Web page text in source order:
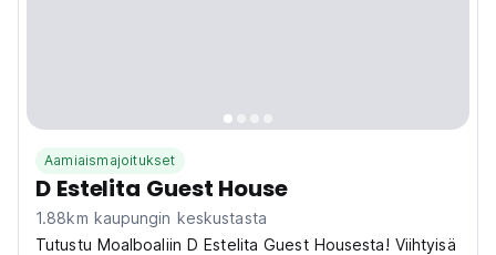
Aamiaismajoitukset
D Estelita Guest House
1.88km kaupungin keskustasta
Tutustu Moalboaliin D Estelita Guest Housesta! Viihtyisä